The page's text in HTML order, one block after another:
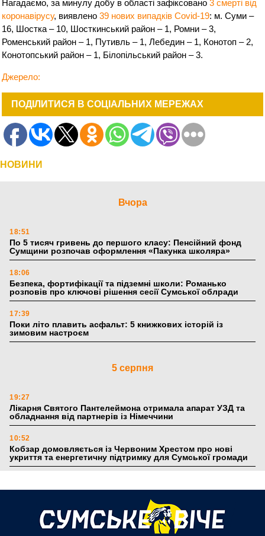
Нагадаємо, за минулу добу в області зафіксовано3 смерті від
коронавірусу, виявлено 39 нових випадків Covid-19: м. Суми –
16, Шостка – 10, Шосткинський район – 1, Ромни – 3,
Роменський район – 1, Путивль – 1, Лебедин – 1, Конотоп – 2,
Конотопський район – 1, Білопільський район – 3.
Джерело:
ПОДІЛИТИСЯ В СОЦІАЛЬНИХ МЕРЕЖАХ
НОВИНИ
Вчора
18:51
По 5 тисяч гривень до першого класу: Пенсійний фонд
Сумщини розпочав оформлення «Пакунка школяра»
18:06
Безпека, фортифікації та підземні школи: Романько
розповів про ключові рішення сесії Сумської облради
17:39
Поки літо плавить асфальт: 5 книжкових історій із
зимовим настроєм
5 серпня
19:27
Лікарня Святого Пантелеймона отримала апарат УЗД та
обладнання від партнерів із Німеччини
10:52
Кобзар домовляється із Червоним Хрестом про нові
укриття та енергетичну підтримку для Сумської громади
Понад 8 мільйонів книжок згоріли. Як допомогти «Ранку»
та іншим видавництвам відновитися